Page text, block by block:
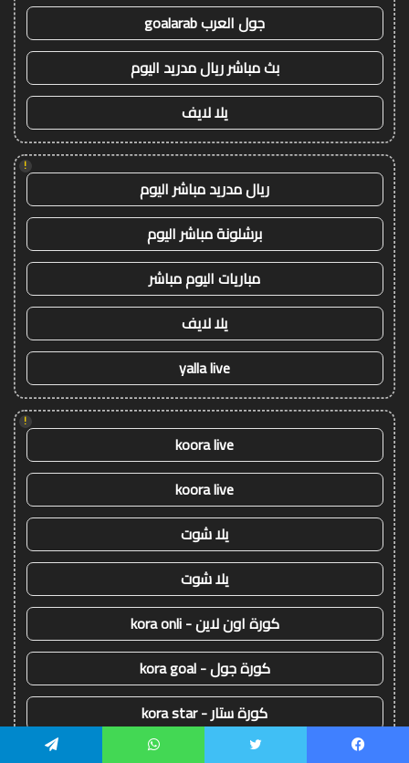
جول العرب goalarab
بث مباشر ريال مدريد اليوم
يلا لايف
!
ريال مدريد مباشر اليوم
برشلونة مباشر اليوم
مباريات اليوم مباشر
يلا لايف
yalla live
!
koora live
koora live
يلا شوت
يلا شوت
كورة اون لاين - kora onli
كورة جول - kora goal
كورة ستار - kora star